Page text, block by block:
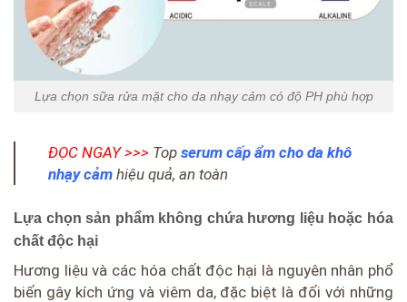
Lựa chọn sữa rửa mặt cho da nhạy cảm có độ PH phù hợp
ĐỌC NGAY >>> Top serum cấp ẩm cho da khô
nhạy cảm hiệu quả, an toàn
Lựa chọn sản phẩm không chứa hương liệu hoặc hóa
chất độc hại
Hương liệu và các hóa chất độc hại là nguyên nhân phổ
biến gây kích ứng và viêm da, đặc biệt là đối với những